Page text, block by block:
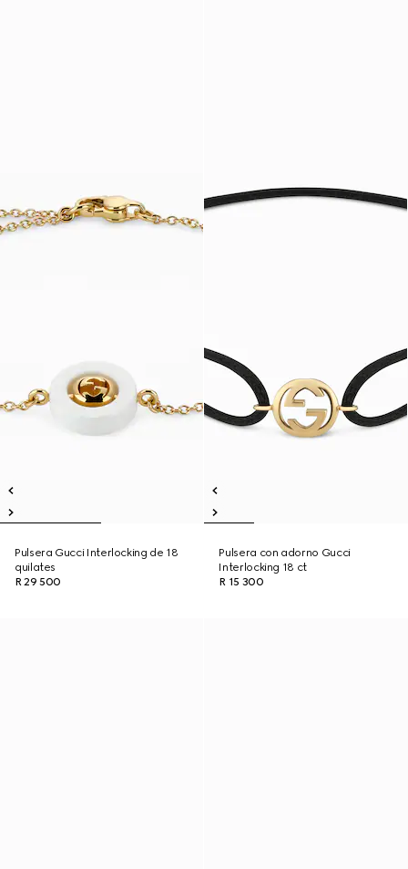
Pulsera Gucci Interlocking de 18
quilates
R 29 500
Pulsera con adorno Gucci
Interlocking 18 ct
R 15 300